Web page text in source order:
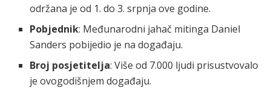
održana je od 1. do 3. srpnja ove godine.
Pobjednik: Međunarodni jahač mitinga Daniel
Sanders pobijedio je na događaju.
Broj posjetitelja: Više od 7.000 ljudi prisustvovalo
je ovogodišnjem događaju.